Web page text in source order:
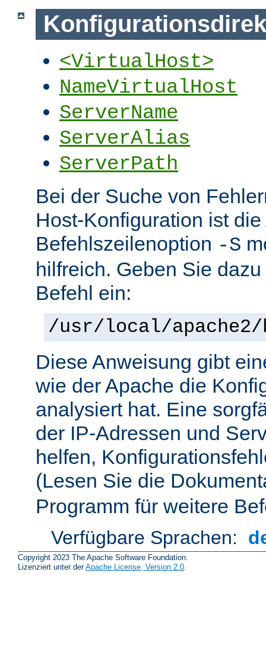
<VirtualHost>
NameVirtualHost
ServerName
ServerAlias
ServerPath
Bei der Suche von
Host-Konfiguration ist
Befehlszeilenoption -S
hilfreich. Geben Sie
Befehl ein:
/usr/local/
Diese Anweisung gibt
wie der Apache die
analysiert hat. Eine
der IP-Adressen und
helfen,
(Lesen Sie die
Programm für weitere
Verfügbare Sprachen:
Copyright 2023 The Apache Software Foundation.
Lizenziert unter derApache License, Version 2.0.